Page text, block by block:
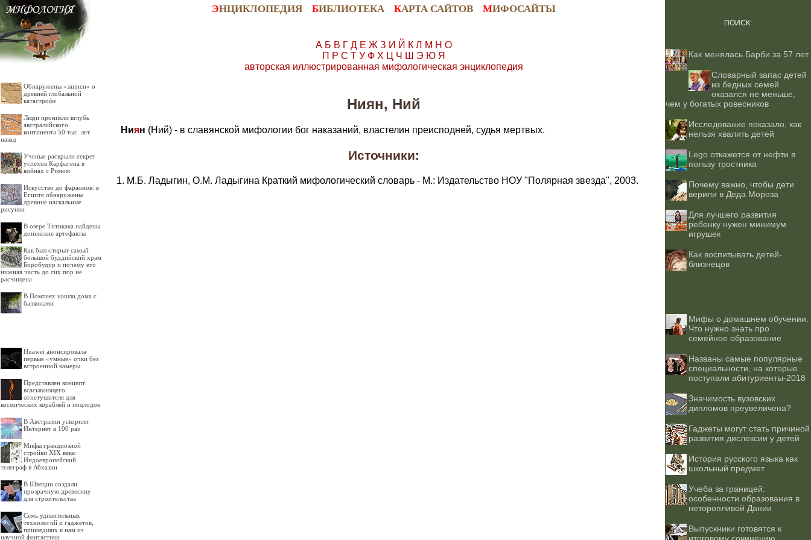
ЭНЦИКЛОПЕДИЯ БИБЛИОТЕКА КАРТА САЙТОВ МИФОСАЙТЫ
Обнаружены «записи» о
древней глобальной
катастрофе
Люди проникли вглубь
австралийского
континента 50 тыс. лет
назад
Ученые раскрыли секрет
успехов Карфагена в
войнах с Римом
Искусство до фараонов: в
Египте обнаружены
древние наскальные
рисунки
В озере Титикака найдены
доинкские артефакты
Как был открыт самый
большой буддийский храм
Боробудур и почему его
нижняя часть до сих пор не
расчищена
В Помпеях нашли дома с
балконами
Huawei анонсировала
первые «умные» очки без
встроенной камеры
Представлен концепт
всасывающего
огнетушителя для
космических кораблей и подлодок
В Австралии ускорили
Интернет в 100 раз
Мифы грандиозной
стройки XIX века:
Индоевропейский
телеграф в Абхазии
В Швеции создали
прозрачную древесину
для строительства
Семь удивительных
технологий и гаджетов,
пришедших к нам из
научной фантастики
А Б В Г Д Е Ж З И Й К Л М Н О
П Р С Т У Ф Х Ц Ч Ш Э Ю Я
авторская иллюстрированная мифологическая энциклопедия
Ниян, Ний
Ниян (Ний) - в славянской мифологии бог наказаний, властелин преисподней, судья мертвых.
Источники:
М.Б. Ладыгин, О.М. Ладыгина Краткий мифологический словарь - М.: Издательство НОУ "Полярная звезда", 2003.
ПОИСК:
Как менялась Барби за 57 лет
Словарный запас детей
из бедных семей
оказался не меньше,
чем у богатых ровесников
Исследование показало, как
нельзя хвалить детей
Lego откажется от нефти в
пользу тростника
Почему важно, чтобы дети
верили в Деда Мороза
Для лучшего развития
ребенку нужен минимум
игрушек
Как воспитывать детей-
близнецов
Мифы о домашнем обучении.
Что нужно знать про
семейное образование
Названы самые популярные
специальности, на которые
поступали абитуриенты-2018
Значимость вузовских
дипломов преувеличена?
Гаджеты могут стать причиной
развития дислексии у детей
История русского языка как
школьный предмет
Учеба за границей:
особенности образования в
неторопливой Дании
Выпускники готовятся к